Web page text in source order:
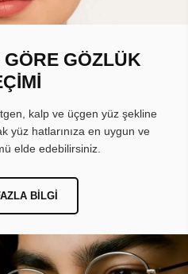
GÖZLÜK
kalp ve üçgen yüz şekline
yüz hatlarınıza en uygun ve
elde edebilirsiniz.
BILGI